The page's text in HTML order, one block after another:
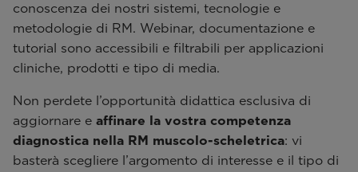
conoscenza dei nostri sistemi, tecnologie e
metodologie di RM. Webinar, documentazione e
tutorial sono accessibili e filtrabili per applicazioni
cliniche, prodotti e tipo di media.
Non perdete l’opportunità didattica esclusiva di
aggiornare e affinare la vostra competenza
diagnostica nella RM muscolo-scheletrica: vi
basterà scegliere l’argomento di interesse e il tipo di